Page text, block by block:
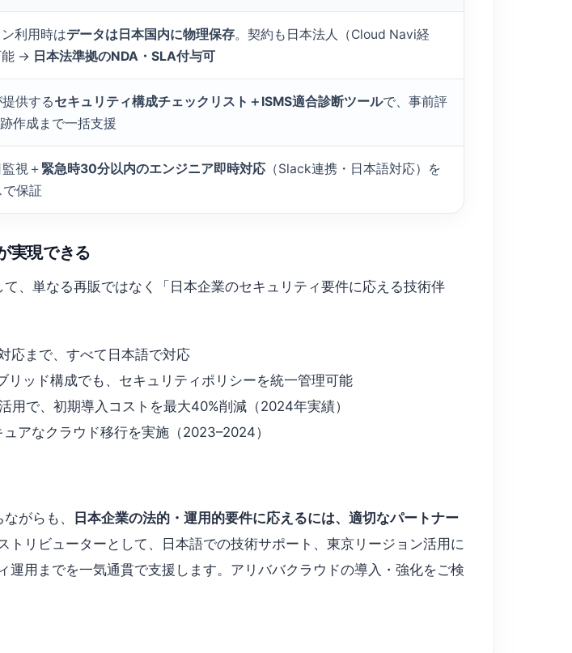
利用時はデータは日本国内に物理保存。契約も日本法人（Cloud Navi経
能 → 日本法準拠のNDA・SLA付与可
供するセキュリティ構成チェックリスト＋ISMS適合診断ツールで、事前評
作成まで一括支援
視＋ 緊急時30分以内のエンジニア即時対応 （Slack連携・日本語対応）を
保証
実現できる
て、単なる再販ではなく「日本企業のセキュリティ要件に応える技術伴
応まで、すべて日本語で対応
リッド構成でも、セキュリティポリシーを統一管理可能
用で、初期導入コストを最大40%削減（2024年実績）
アなクラウド移行を実施（2023–2024）
がらも、 日本企業の法的・運用的要件に応えるには、適切なパートナー
リビューターとして、日本語での技術サポート、東京リージョン活用に
用までを一気通貫で支援します。アリババクラウドの導入・強化をご検